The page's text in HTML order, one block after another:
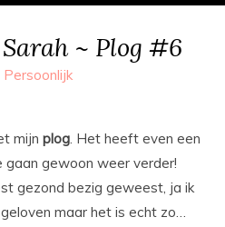
~ Plog #6
Persoonlijk
mijn plog. Het heeft even een
gewoon weer verder!
gezond bezig geweest, ja ik
maar het is echt zo…